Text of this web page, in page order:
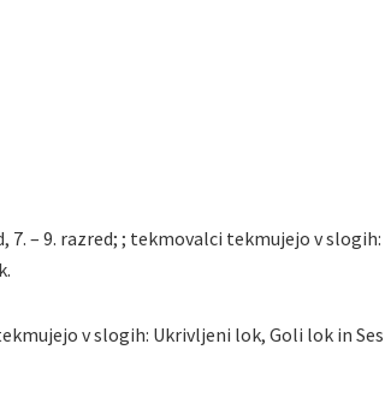
7. – 9. razred; ; tekmovalci tekmujejo v
v slogih: Ukrivljeni lok, Goli lok in